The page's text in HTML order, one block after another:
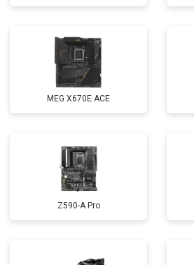
MEG X670E ACE
Z590-A Pro